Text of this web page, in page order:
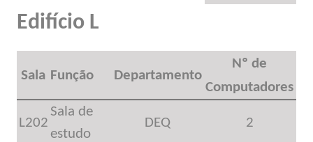
Edifício L
Sala Função Departamento
Nº de
Computadores
L202
Sala de
estudo
DEQ 2